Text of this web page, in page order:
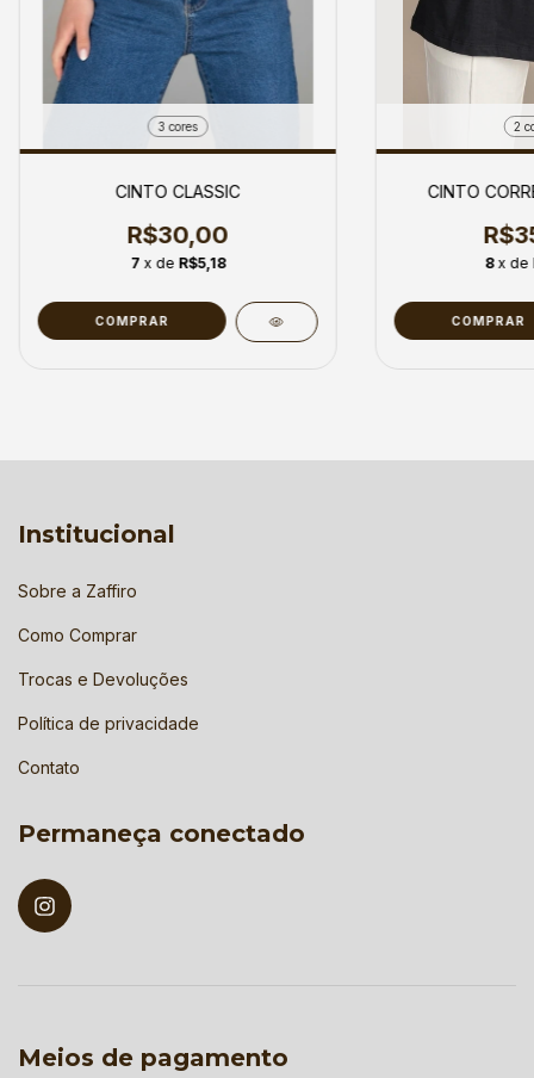
3 cores
CINTO CLASSIC
R$30,00
7 x de R$5,18
COMPRAR
2
CINTO
8 x de
COMPRAR
Institucional
Sobre a Zaffiro
Como Comprar
Trocas e Devoluções
Política de privacidade
Contato
Permaneça conectado
Meios de pagamento